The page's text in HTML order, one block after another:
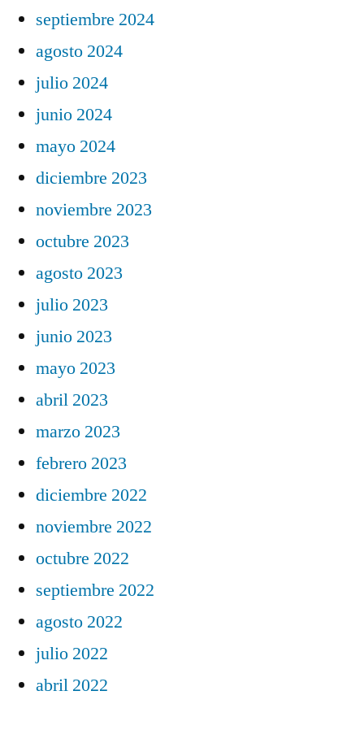
septiembre 2024
agosto 2024
julio 2024
junio 2024
mayo 2024
diciembre 2023
noviembre 2023
octubre 2023
agosto 2023
julio 2023
junio 2023
mayo 2023
abril 2023
marzo 2023
febrero 2023
diciembre 2022
noviembre 2022
octubre 2022
septiembre 2022
agosto 2022
julio 2022
abril 2022